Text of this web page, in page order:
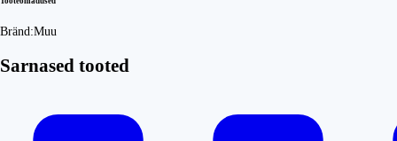
Bränd:Muu
Sarnased tooted